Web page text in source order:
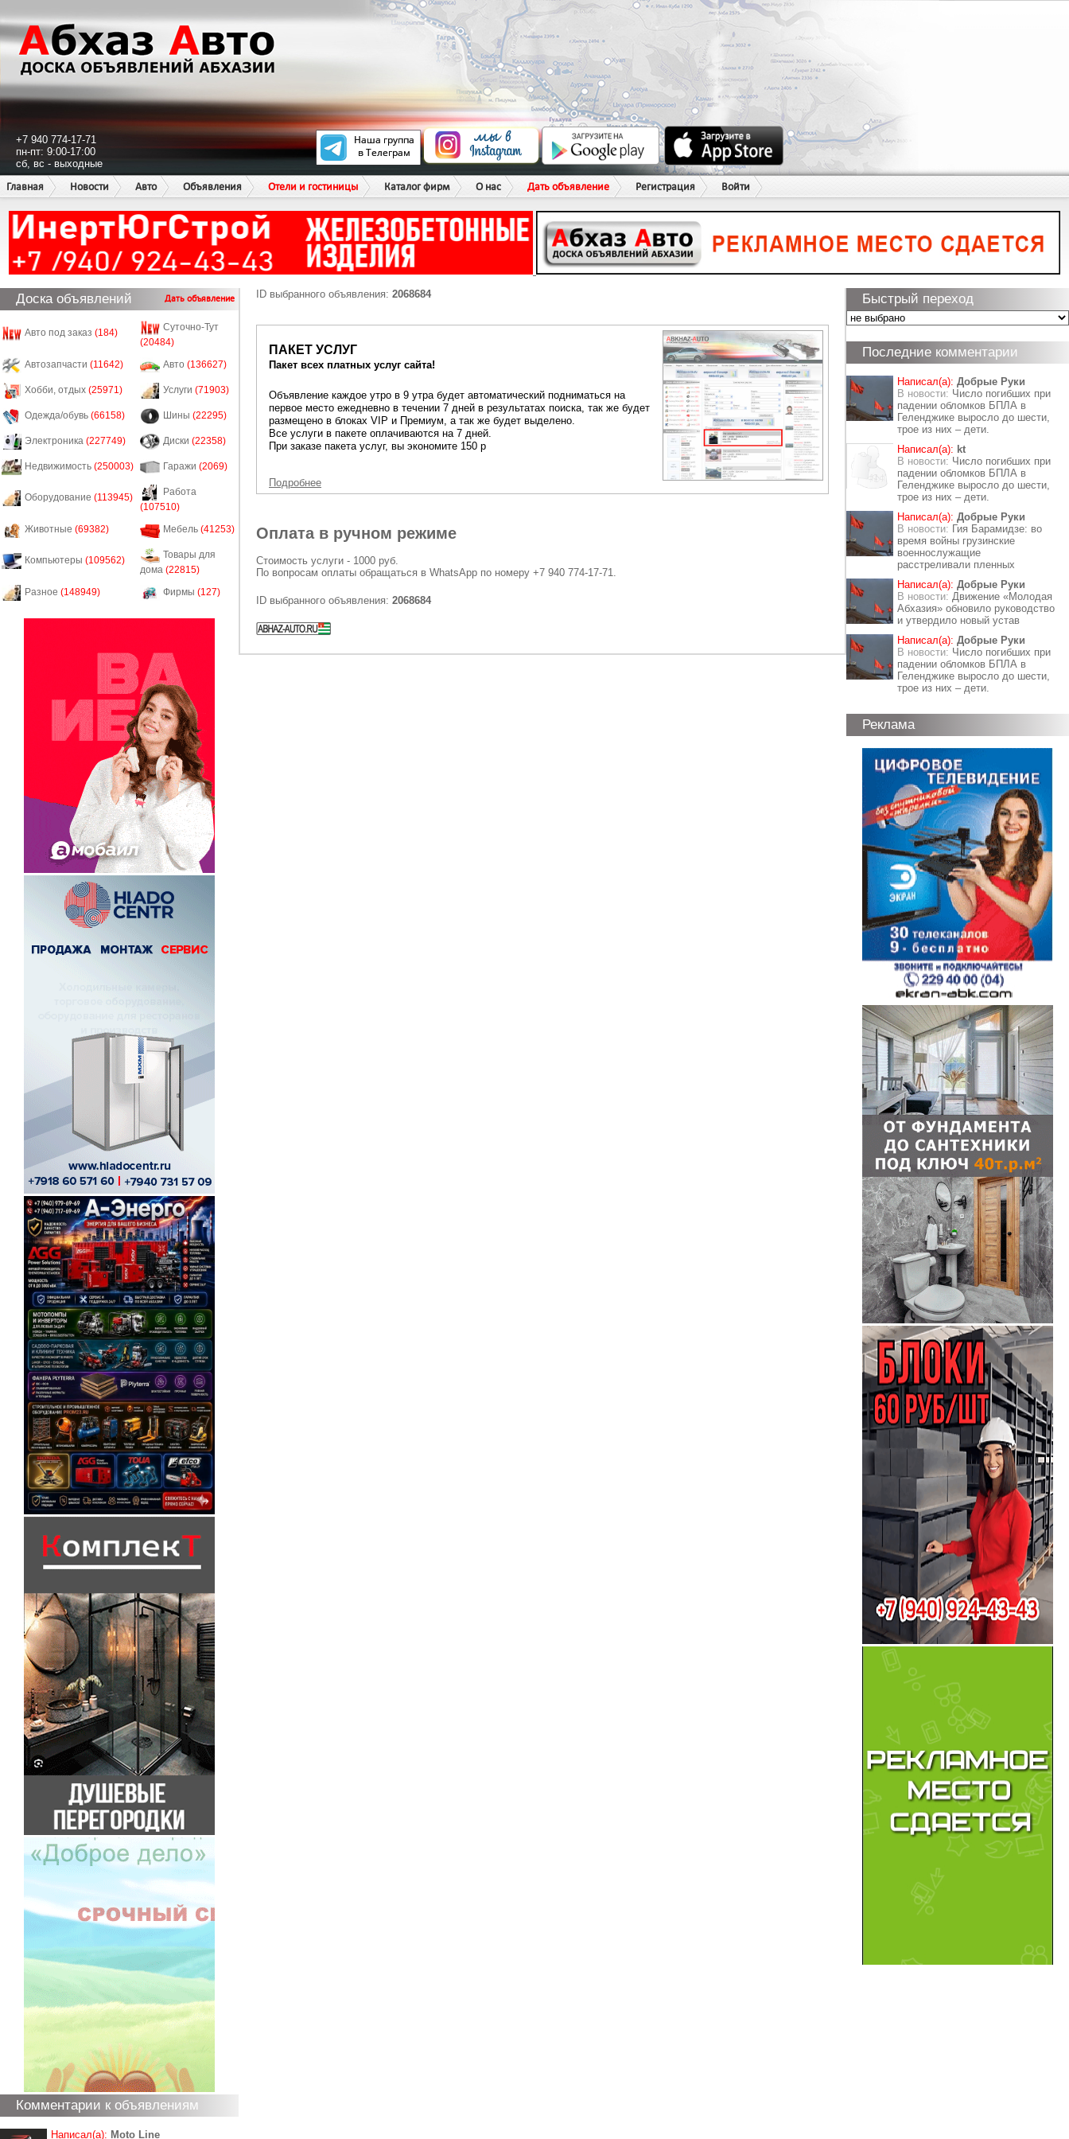
+7 940 774-17-71
пн-пт: 9:00-17:00
сб, вс - выходные
Главная
Новости Авто Объявления Отели и гостиницы Каталог фирм О нас Дать объявление Регистрация Войти
Доска объявлений Дать объявление
Авто под заказ (184)
Суточно-Тут
(20484)
Автозапчасти (11642) Авто (136627)
Хобби, отдых (25971) Услуги (71903)
Одежда/обувь (66158) Шины (22295)
Электроника (227749) Диски (22358)
Недвижимость (250003) Гаражи (2069)
Оборудование (113945)
Работа
(107510)
Животные (69382) Мебель (41253)
Компьютеры (109562)
Товары для
дома (22815)
Разное (148949) Фирмы (127)
Комментарии к объявлениям
Написал(а): Moto Line
ID выбранного объявления: 2068684
ПАКЕТ УСЛУГ
Пакет всех платных услуг сайта!
Объявление каждое утро в 9 утра будет автоматический подниматься на
первое место ежедневно в течении 7 дней в результатах поиска, так же будет
размещено в блоках VIP и Премиум, а так же будет выделено.
Все услуги в пакете оплачиваются на 7 дней.
При заказе пакета услуг, вы экономите 150 р
Подробнее
Оплата в ручном режиме
Стоимость услуги - 1000 руб.
По вопросам оплаты обращаться в WhatsApp по номеру +7 940 774-17-71.
ID выбранного объявления: 2068684
Быстрый переход
Последние комментарии
Написал(а): Добрые Руки
В новости: Число погибших при
падении обломков БПЛА в
Геленджике выросло до шести,
трое из них – дети.
Написал(а): kt
В новости: Число погибших при
падении обломков БПЛА в
Геленджике выросло до шести,
трое из них – дети.
Написал(а): Добрые Руки
В новости: Гия Барамидзе: во
время войны грузинские
военнослужащие
расстреливали пленных
Написал(а): Добрые Руки
В новости: Движение «Молодая
Абхазия» обновило руководство
и утвердило новый устав
Написал(а): Добрые Руки
В новости: Число погибших при
падении обломков БПЛА в
Геленджике выросло до шести,
трое из них – дети.
Реклама